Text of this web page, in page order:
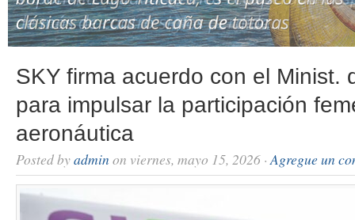
SKY firma acuerdo con el Minist.
para impulsar la participación
aeronáutica
Posted byadmin on viernes, mayo 15, 2026 ·Agregue un